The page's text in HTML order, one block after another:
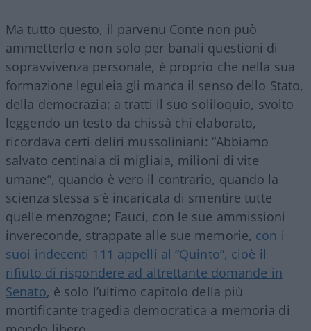
Ma tutto questo, il parvenu Conte non può
ammetterlo e non solo per banali questioni di
sopravvivenza personale, è proprio che nella sua
formazione leguleia gli manca il senso dello Stato,
della democrazia: a tratti il suo soliloquio, svolto
leggendo un testo da chissà chi elaborato,
ricordava certi deliri mussoliniani: “Abbiamo
salvato centinaia di migliaia, milioni di vite
umane”, quando è vero il contrario, quando la
scienza stessa s’è incaricata di smentire tutte
quelle menzogne; Fauci, con le sue ammissioni
invereconde, strappate alle sue memorie, con i
suoi indecenti 111 appelli al “Quinto”, cioè il
rifiuto di rispondere ad altrettante domande in
Senato, è solo l’ultimo capitolo della più
mortificante tragedia democratica a memoria di